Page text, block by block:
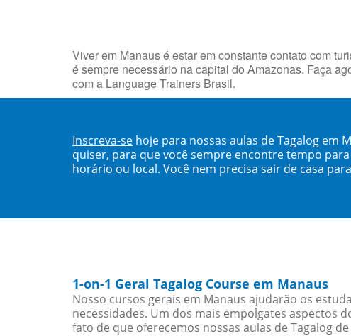
Viver em Manaus é estar em constante contato com
é sempre necessário na capital do Amazonas. Faça
com a Language Trainers Brasil.
Inscreva-se hoje para nossas aulas de Tagalog em
quiser, para que você sempre encontre tempo
horário ou local. Você nem precisa sair de casa
1-on-1 Geral Tagalog Course em Manaus
Nosso cursos gerais em Manaus ajudarão os
necessidades. Um dos mais empolgates aspectos
fato de que oferecemos nossas aulas de Tagalog